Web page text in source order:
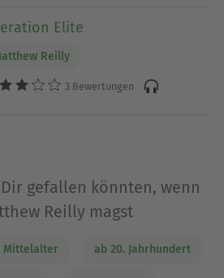
Elite
Reilly
3 Bewertungen
gefallen könnten, wenn
Reilly magst
Mittelalter ab 20. Jahrhundert